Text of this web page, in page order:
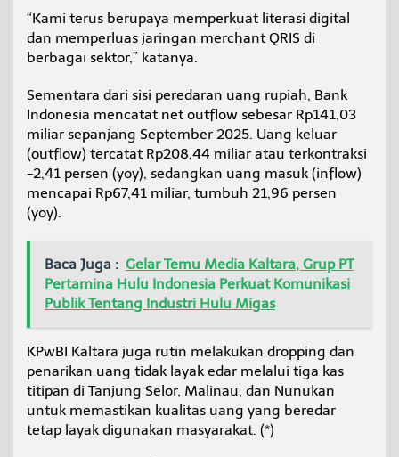
“Kami terus berupaya memperkuat literasi digital
dan memperluas jaringan merchant QRIS di
berbagai sektor,” katanya.
Sementara dari sisi peredaran uang rupiah, Bank
Indonesia mencatat net outflow sebesar Rp141,03
miliar sepanjang September 2025. Uang keluar
(outflow) tercatat Rp208,44 miliar atau terkontraksi
-2,41 persen (yoy), sedangkan uang masuk (inflow)
mencapai Rp67,41 miliar, tumbuh 21,96 persen
(yoy).
Baca Juga : Gelar Temu Media Kaltara, Grup PT
Pertamina Hulu Indonesia Perkuat Komunikasi
Publik Tentang Industri Hulu Migas
KPwBI Kaltara juga rutin melakukan dropping dan
penarikan uang tidak layak edar melalui tiga kas
titipan di Tanjung Selor, Malinau, dan Nunukan
untuk memastikan kualitas uang yang beredar
tetap layak digunakan masyarakat. (*)